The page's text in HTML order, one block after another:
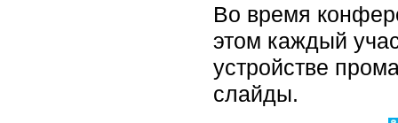
Во время
этом каждый
устройстве
слайды.